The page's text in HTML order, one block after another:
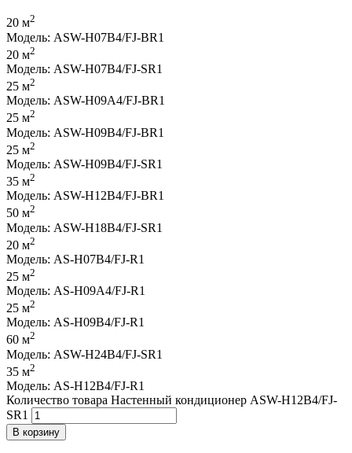
20 м2
Модель: ASW-H07B4/FJ-BR1
20 м2
Модель: ASW-H07B4/FJ-SR1
25 м2
Модель: ASW-H09A4/FJ-BR1
25 м2
Модель: ASW-H09B4/FJ-BR1
25 м2
Модель: ASW-H09B4/FJ-SR1
35 м2
Модель: ASW-H12B4/FJ-BR1
50 м2
Модель: ASW-H18B4/FJ-SR1
20 м2
Модель: AS-H07B4/FJ-R1
25 м2
Модель: AS-H09A4/FJ-R1
25 м2
Модель: AS-H09B4/FJ-R1
60 м2
Модель: ASW-H24B4/FJ-SR1
35 м2
Модель: AS-H12B4/FJ-R1
Количество товара Настенный кондиционер ASW-H12B4/FJ-
SR1
В корзину